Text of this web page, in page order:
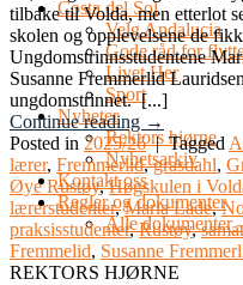
Costa del Sol
Velg Andalucia
Gode råd for
Livet Her
Sport
Nyheter
Rektors hjørne
Nyhetsarkiv
Kontakt oss
Regler og dokumenter
Alle dokumenter
tilbake til Volda, men etterlot
skolen og opplevelsene de
Ungdomstrinnsstudentene
Susanne Fremmerlid
ungdomstrinnet. [...]
Continue reading →
Posted in 2025/26 | Tagged
lærer, Fremmerlid,grasdahl,
Øye Rustøy,Høgskulen i
lærerstudenter,Maria Lade,
praksisstudenter,Rustøy,
Fremmelid, Susanne
REKTORS HJØRNE